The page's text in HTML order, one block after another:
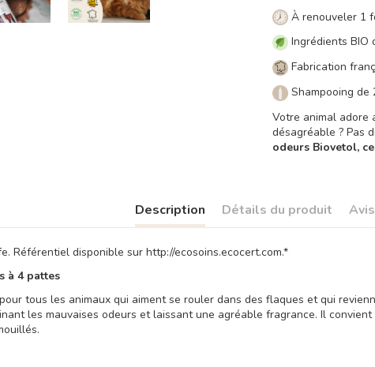
À renouveler 1
Ingrédients BIO
Fabrication
Shampooing de
Votre animal adore
désagréable ? Pas
odeurs Biovetol,
Description Détails du produit Avis
Référentiel disponible sur http://ecosoins.ecocert.com.*
à 4 pattes
tous les animaux qui aiment se rouler dans des flaques et qui
les mauvaises odeurs et laissant une agréable fragrance. Il